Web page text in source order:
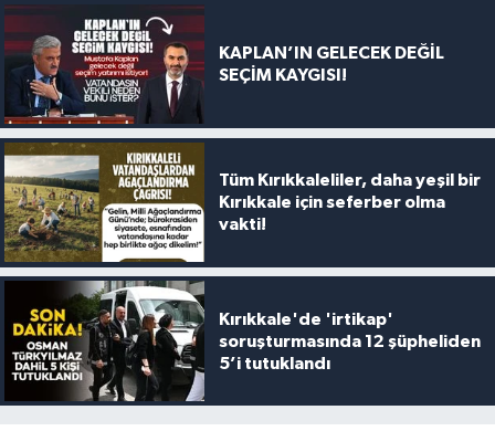
KAPLAN’IN GELECEK DEĞİL
SEÇİM KAYGISI!
Tüm Kırıkkaleliler, daha yeşil bir
Kırıkkale için seferber olma
vakti!
Kırıkkale'de 'irtikap'
soruşturmasında 12 şüpheliden
5’i tutuklandı